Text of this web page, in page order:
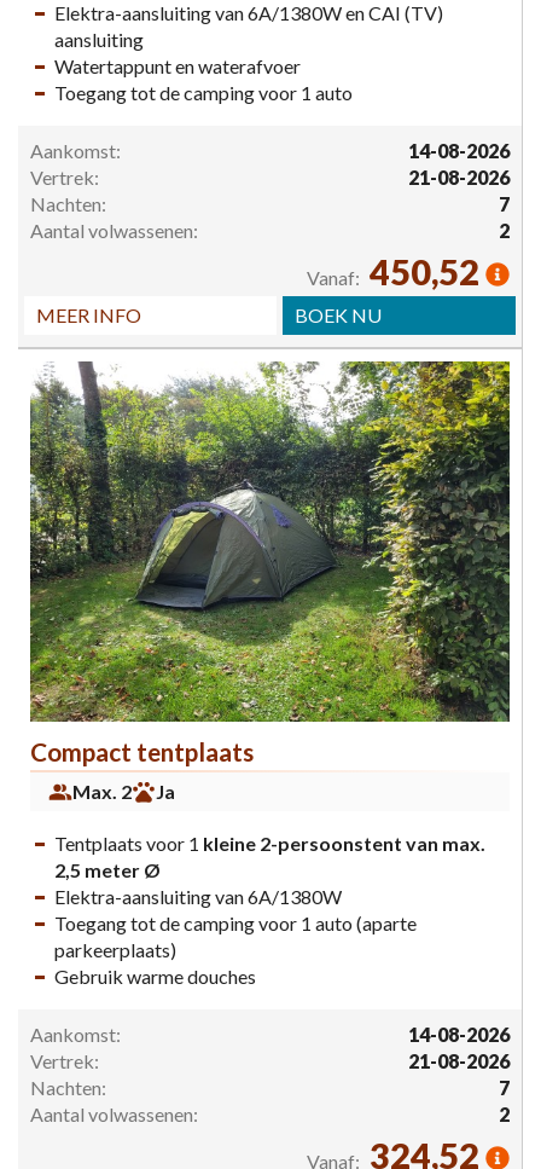
Elektra-aansluiting van 6A/1380W en CAI (TV)
aansluiting
Watertappunt en waterafvoer
Toegang tot de camping voor 1 auto
Aankomst:
14-08-2026
Vertrek:
21-08-2026
Nachten:
7
Aantal volwassenen:
2
Vanaf: 450,52
MEER INFO BOEK NU
Compact tentplaats
Max. 2 Ja
Tentplaats voor 1 kleine 2-persoonstent van max.
2,5 meter Ø
Elektra-aansluiting van 6A/1380W
Toegang tot de camping voor 1 auto (aparte
parkeerplaats)
Gebruik warme douches
Aankomst:
14-08-2026
Vertrek:
21-08-2026
Nachten:
7
Aantal volwassenen:
2
Vanaf: 324,52